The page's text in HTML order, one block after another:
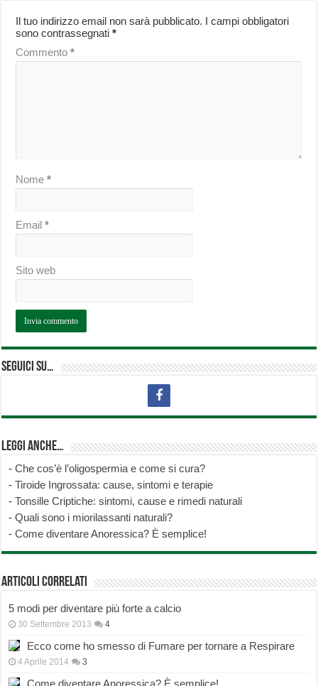
Il tuo indirizzo email non sarà pubblicato. I campi obbligatori
sono contrassegnati*
Commento*
Nome*
Email*
Sito web
Seguici su…
Leggi anche…
-Che cos’è l’oligospermia e come si cura?
-Tiroide Ingrossata: cause, sintomi e terapie
-Tonsille Criptiche: sintomi, cause e rimedi naturali
-Quali sono i miorilassanti naturali?
-Come diventare Anoressica? È semplice!
Articoli correlati
5 modi per diventare più forte a calcio
30 Settembre 2013 4
Ecco come ho smesso di Fumare per tornare a Respirare
4 Aprile 2014 3